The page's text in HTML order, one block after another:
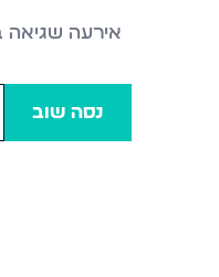
אירעה שגיאה
נסה שוב